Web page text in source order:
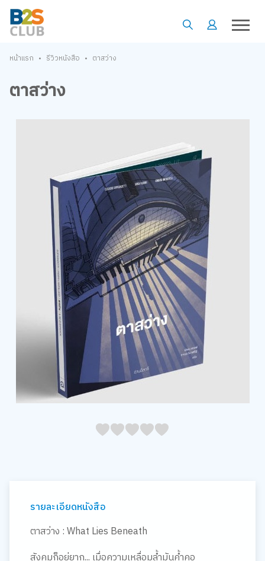
หน้าแรก • รีวิวหนังสือ • ตาสว่าง
ตาสว่าง
45
4
35
3
25
2
15
1
05
รายละเอียดหนังสือ
ตาสว่าง : What Lies Beneath
สังคมก็อยู่ยาก... เมื่อความเหลื่อมล้ำมันค้ำคอ